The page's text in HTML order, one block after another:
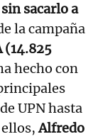
sacarlo a
la campaña
(14.825
hecho con
UPN hasta
ellos,Alfredo